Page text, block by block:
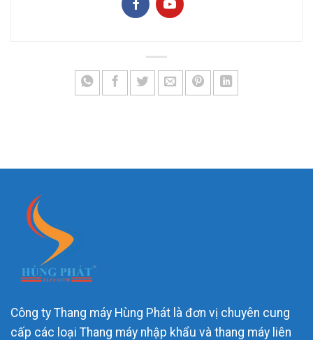
Công ty Thang máy Hùng Phát là đơn vị chuyên cung
cấp các loại Thang máy nhập khẩu và thang máy liên